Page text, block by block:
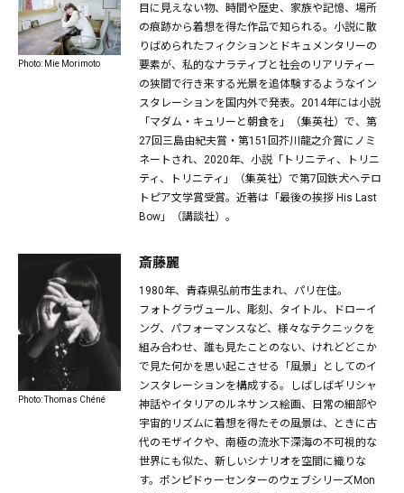
Photo: Mie Morimoto
目に見えない物、時間や歴史、家族や記憶、場所
の痕跡から着想を得た作品で知られる。小説に散
りばめられたフィクションとドキュメンタリーの
要素が、私的なナラティブと社会のリアリティー
の狭間で行き来する光景を追体験するようなイン
スタレーションを国内外で発表。2014年には小説
「マダム・キュリーと朝食を」（集英社）で、第
27回三島由紀夫賞・第151回芥川龍之介賞にノミ
ネートされ、2020年、小説「トリニティ、トリニ
ティ、トリニティ」（集英社）で第7回鉄犬ヘテロ
トピア文学賞受賞。近著は「最後の挨拶 His Last
Bow」（講談社）。
Photo: Thomas Chéné
斎藤麗
1980年、青森県弘前市生まれ、パリ在住。
フォトグラヴュール、彫刻、タイトル、ドローイ
ング、パフォーマンスなど、様々なテクニックを
組み合わせ、誰も見たことのない、けれどどこか
で見た何かを思い起こさせる「風景」としてのイ
ンスタレーションを構成する。しばしばギリシャ
神話やイタリアのルネサンス絵画、日常の細部や
宇宙的リズムに着想を得たその風景は、ときに古
代のモザイクや、南極の流氷下深海の不可視的な
世界にも似た、新しいシナリオを空間に織りな
す。ポンピドゥーセンターのウェブシリーズMon